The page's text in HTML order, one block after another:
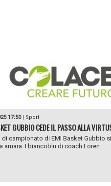
17:50| Sport
GUBBIO CEDE IL PASSO ALLA
di campionato di EMI Basket Gubbio
amara. I biancoblu di coach Loren...